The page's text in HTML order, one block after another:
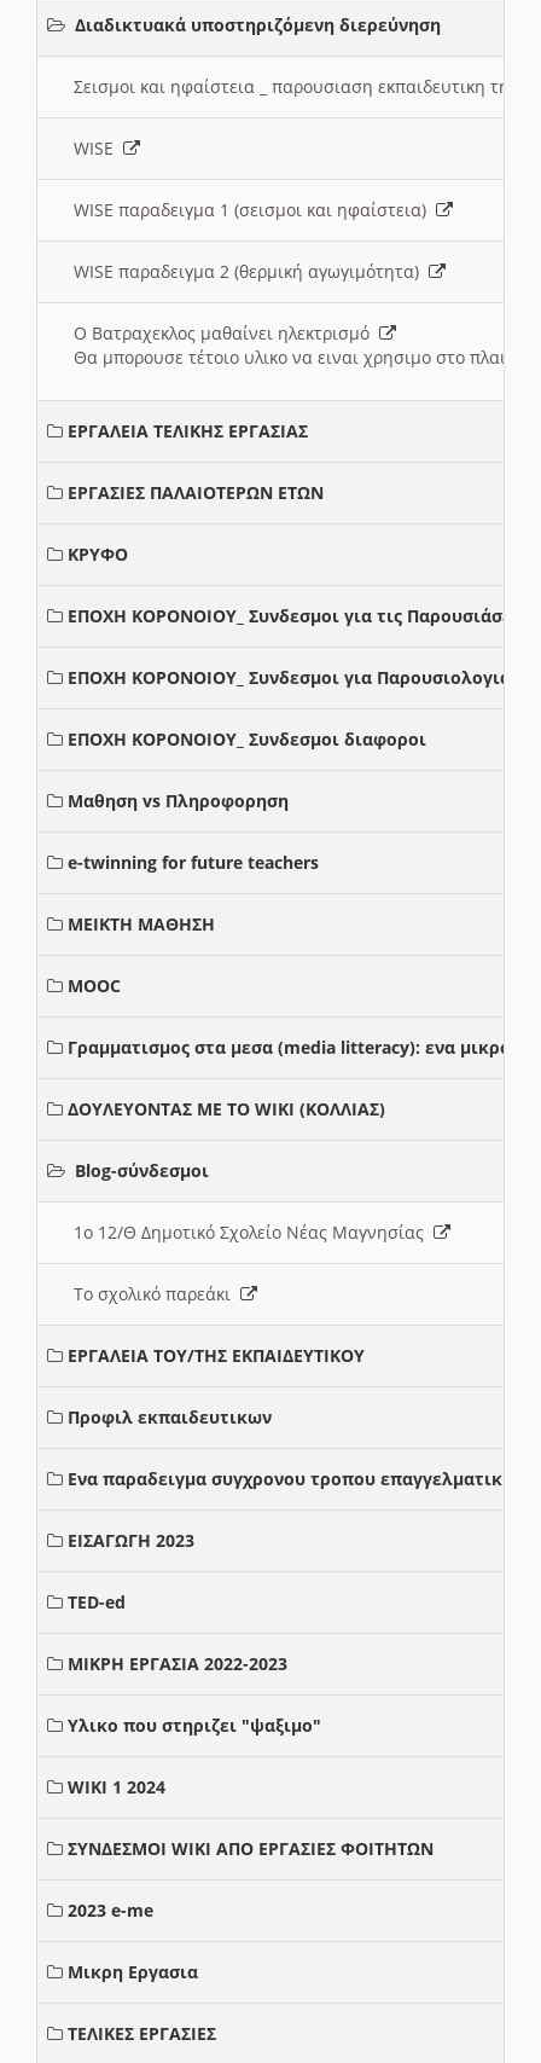
Διαδικτυακά υποστηριζόμενη διερεύνηση
Σεισμοι και ηφαίστεια _ παρουσιαση εκπαιδευτικη
WISE
WISE παραδειγμα 1 (σεισμοι και ηφαίστεια)
WISE παραδειγμα 2 (θερμική αγωγιμότητα)
Ο Βατραχεκλος μαθαίνει ηλεκτρισμό
Θα μπορουσε τέτοιο υλικο να ειναι χρησιμο στο
ΕΡΓΑΛΕΙΑ ΤΕΛΙΚΗΣ ΕΡΓΑΣΙΑΣ
ΕΡΓΑΣΙΕΣ ΠΑΛΑΙΟΤΕΡΩΝ ΕΤΩΝ
ΚΡΥΦΟ
ΕΠΟΧΗ ΚΟΡΟΝΟΙΟΥ_ Συνδεσμοι για τις Παρουσιάσεις
ΕΠΟΧΗ ΚΟΡΟΝΟΙΟΥ_ Συνδεσμοι για Παρουσιολογια
ΕΠΟΧΗ ΚΟΡΟΝΟΙΟΥ_ Συνδεσμοι διαφοροι
Μαθηση vs Πληροφορηση
e-twinning for future teachers
ΜΕΙΚΤΗ ΜΑΘΗΣΗ
MOOC
Γραμματισμος στα μεσα (media litteracy): ενα μικρο
ΔΟΥΛΕΥΟΝΤΑΣ ΜΕ ΤΟ WIKI (ΚΟΛΛΙΑΣ)
Blog-σύνδεσμοι
1ο 12/Θ Δημοτικό Σχολείο Νέας Μαγνησίας
Το σχολικό παρεάκι
ΕΡΓΑΛΕΙΑ ΤΟΥ/ΤΗΣ ΕΚΠΑΙΔΕΥΤΙΚΟΥ
Προφιλ εκπαιδευτικων
Ενα παραδειγμα συγχρονου τροπου επαγγελματικης
ΕΙΣΑΓΩΓΗ 2023
TED-ed
ΜΙΚΡΗ ΕΡΓΑΣΙΑ 2022-2023
Υλικο που στηριζει "ψαξιμο"
WIKI 1 2024
ΣΥΝΔΕΣΜΟΙ WIKI ΑΠΟ ΕΡΓΑΣΙΕΣ ΦΟΙΤΗΤΩΝ
2023 e-me
Μικρη Εργασια
ΤΕΛΙΚΕΣ ΕΡΓΑΣΙΕΣ